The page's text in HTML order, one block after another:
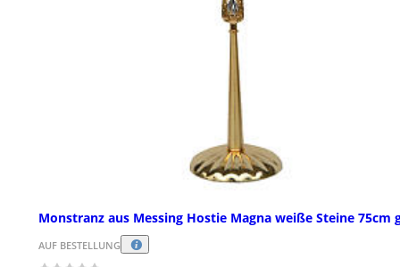
Monstranz aus Messing Hostie Magna weiße Steine 75cm
AUF BESTELLUNG